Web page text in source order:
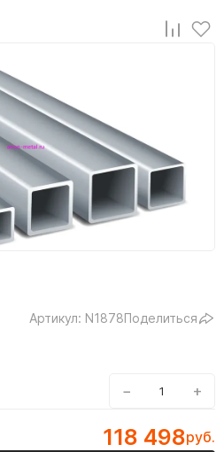
Артикул: N1878Поделиться
− +
118 498руб.